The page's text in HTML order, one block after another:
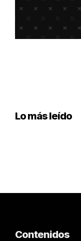
Lo más leído
Contenidos